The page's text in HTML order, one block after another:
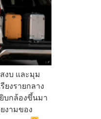
งบ และมุม
งรายกลาง
บกล้องขึ้นมา
งามของ